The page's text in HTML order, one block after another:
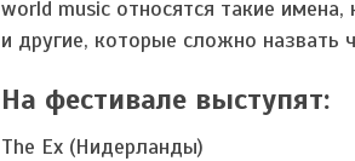
world music относятся такие
и другие, которые сложно назвать
На фестивале выступят:
The Ex (Нидерланды)